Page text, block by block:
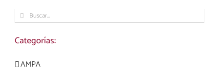
Buscar:
Categorías:
AMPA